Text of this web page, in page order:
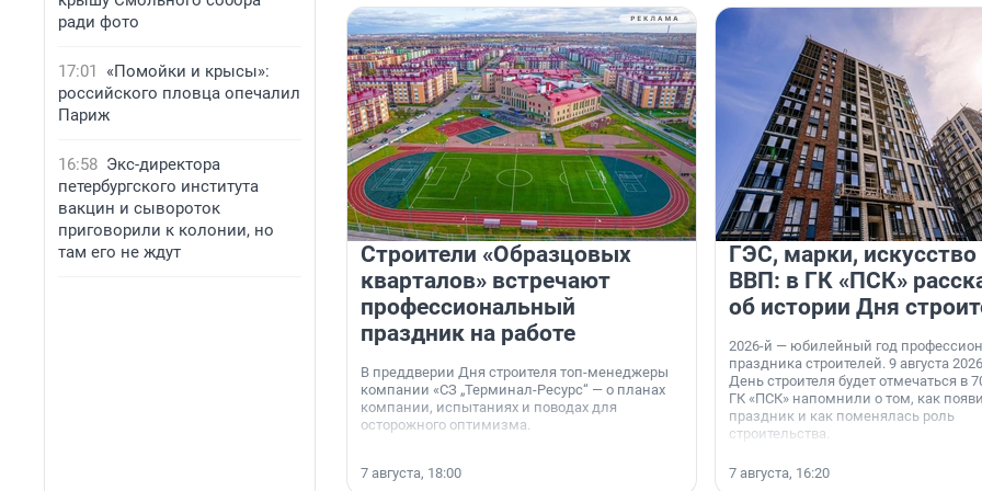
ради фото
17:01
«Помойки и крысы»:
российского пловца опечалил
Париж
16:58 Экс-директора
петербургского института
вакцин и сывороток
приговорили к колонии, но
там его не ждут
Строители «Образцовых
кварталов» встречают
профессиональный
праздник на работе
В преддверии Дня строителя топ-менеджеры
компании «СЗ „Терминал-Ресурс“ — о планах
компании, испытаниях и поводах для
осторожного оптимизма.
7 августа, 18:00
ГЭС, марки, искусство
ВВП: в ГК «ПСК»
об истории Дня
2026-й — юбилейный год
праздника строителей. 9 августа
День строителя будет отмечаться в
ГК «ПСК» напомнили о том, как
праздник и как поменялась роль
строительства.
7 августа, 16:20